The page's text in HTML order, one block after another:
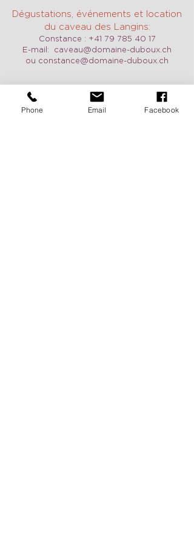
Dégustations, événements et location
du caveau des Langins:
Constance : +41 79 785 40 17
E-mail: caveau@domaine-duboux.ch
ou constance@domaine-duboux.ch
Phone Email Facebook